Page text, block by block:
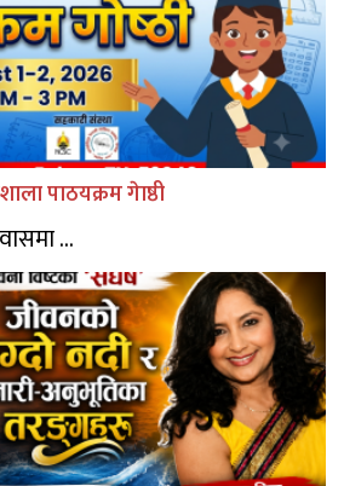
पाठयक्रम गेाष्ठी
...